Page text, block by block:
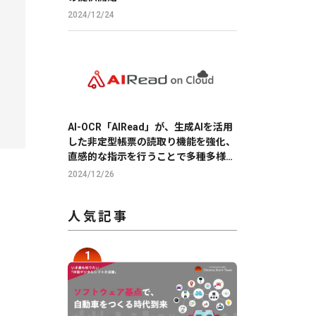
2024/12/24
AI-OCR「AIRead」が、生成AIを活用
した非定型帳票の読取り機能を強化、
直感的な指示を行うことで多種多様な
帳票の読取りを実現
2024/12/26
人気記事